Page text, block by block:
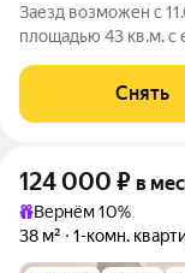
Заезд возможен с
площадью 43 кв.м. с
Духовой шкаф Стиральная машина Холодильник
Посудомоечная
Снять
124 000 ₽ в
Вернём 10%
38 м²
1-комн.